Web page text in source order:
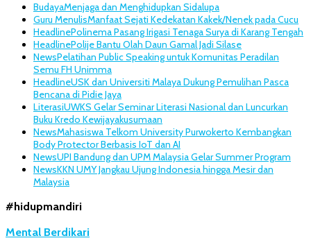
BudayaMenjaga dan Menghidupkan Sidalupa
Guru MenulisManfaat Sejati Kedekatan Kakek/Nenek pada Cucu
HeadlinePolinema Pasang Irigasi Tenaga Surya di Karang Tengah
HeadlinePolije Bantu Olah Daun Gamal Jadi Silase
NewsPelatihan Public Speaking untuk Komunitas Peradilan
Semu FH Unimma
HeadlineUSK dan Universiti Malaya Dukung Pemulihan Pasca
Bencana di Pidie Jaya
LiterasiUWKS Gelar Seminar Literasi Nasional dan Luncurkan
Buku Kredo Kewijayakusumaan
NewsMahasiswa Telkom University Purwokerto Kembangkan
Body Protector Berbasis IoT dan AI
NewsUPI Bandung dan UPM Malaysia Gelar Summer Program
NewsKKN UMY Jangkau Ujung Indonesia hingga Mesir dan
Malaysia
#hidupmandiri
Mental Berdikari